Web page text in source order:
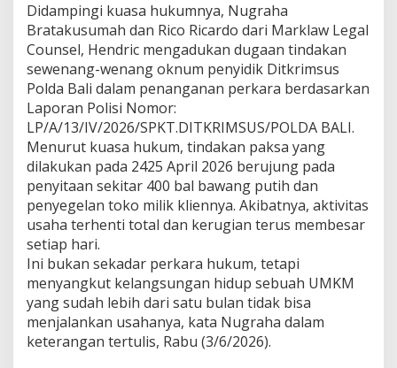
Didampingi kuasa hukumnya, Nugraha
Bratakusumah dan Rico Ricardo dari Marklaw Legal
Counsel, Hendric mengadukan dugaan tindakan
sewenang-wenang oknum penyidik Ditkrimsus
Polda Bali dalam penanganan perkara berdasarkan
Laporan Polisi Nomor:
LP/A/13/IV/2026/SPKT.DITKRIMSUS/POLDA BALI.
Menurut kuasa hukum, tindakan paksa yang
dilakukan pada 2425 April 2026 berujung pada
penyitaan sekitar 400 bal bawang putih dan
penyegelan toko milik kliennya. Akibatnya, aktivitas
usaha terhenti total dan kerugian terus membesar
setiap hari.
Ini bukan sekadar perkara hukum, tetapi
menyangkut kelangsungan hidup sebuah UMKM
yang sudah lebih dari satu bulan tidak bisa
menjalankan usahanya, kata Nugraha dalam
keterangan tertulis, Rabu (3/6/2026).